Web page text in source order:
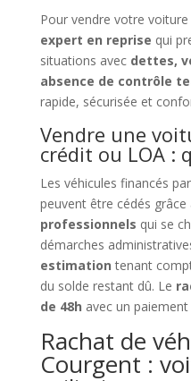
Pour vendre votre
expert en reprise qui
situations avec dettes,
absence de contrôle
rapide, sécurisée et
Vendre une
crédit ou LOA :
Les véhicules financés par
peuvent être cédés grâce
professionnels qui se
démarches
estimation tenant
du solde restant dû. Le
de 48h avec un paiement
Rachat de
Courgent :